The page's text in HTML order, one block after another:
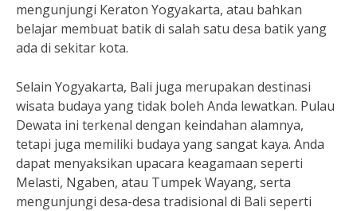
mengunjungi Keraton Yogyakarta, atau bahkan
belajar membuat batik di salah satu desa batik yang
ada di sekitar kota.
Selain Yogyakarta, Bali juga merupakan destinasi
wisata budaya yang tidak boleh Anda lewatkan. Pulau
Dewata ini terkenal dengan keindahan alamnya,
tetapi juga memiliki budaya yang sangat kaya. Anda
dapat menyaksikan upacara keagamaan seperti
Melasti, Ngaben, atau Tumpek Wayang, serta
mengunjungi desa-desa tradisional di Bali seperti